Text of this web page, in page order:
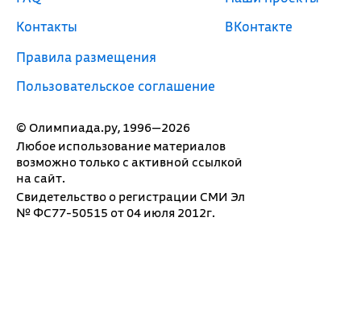
© Олимпиада.ру, 1996—2026
Любое использование материалов
возможно только с активной ссылкой
на сайт.
Свидетельство о регистрации СМИ Эл
№ ФС77-50515 от 04 июля 2012г.
Контакты
Правила размещения
Пользовательское соглашение
ВКонтакте